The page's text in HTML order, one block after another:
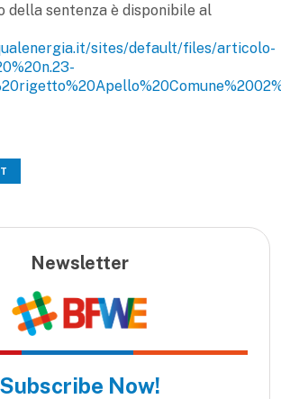
della sentenza è disponibile al
sites/default/files/articolo-
Newsletter
Subscribe Now!